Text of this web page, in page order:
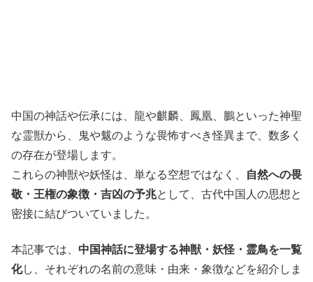
中国の神話や伝承には、龍や麒麟、鳳凰、鵬といった神聖
な霊獣から、鬼や魃のような畏怖すべき怪異まで、数多く
の存在が登場します。
これらの神獣や妖怪は、単なる空想ではなく、
自然への畏
敬・王権の象徴・吉凶の予兆として、古代中国人の思想と
密接に結びついていました。
本記事では、 中国神話に登場する神獣・妖怪・霊鳥を一覧
化し、それぞれの名前の意味・由来・象徴などを紹介しま